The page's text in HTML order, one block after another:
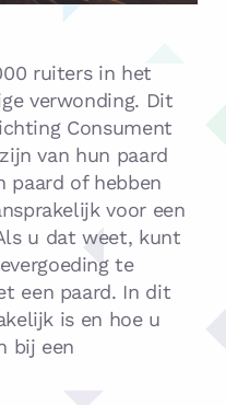
ruiters in het
verwonding. Dit
Consument
van hun paard
paard of hebben
voor een
u dat weet, kunt
te
een paard. In dit
is en hoe u
bij een